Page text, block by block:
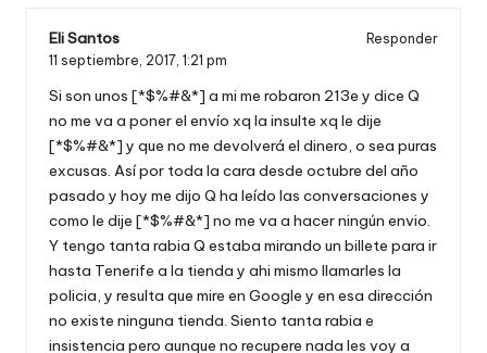
Eli Santos
Responder
11 septiembre, 2017, 1:21 pm
Si son unos [*$%#&*] a mi me robaron 213e y dice Q
no me va a poner el envío xq la insulte xq le dije
[*$%#&*] y que no me devolverá el dinero, o sea puras
excusas. Así por toda la cara desde octubre del año
pasado y hoy me dijo Q ha leído las conversaciones y
como le dije [*$%#&*] no me va a hacer ningún envio.
Y tengo tanta rabia Q estaba mirando un billete para ir
hasta Tenerife a la tienda y ahi mismo llamarles la
policia, y resulta que mire en Google y en esa dirección
no existe ninguna tienda. Siento tanta rabia e
insistencia pero aunque no recupere nada les voy a